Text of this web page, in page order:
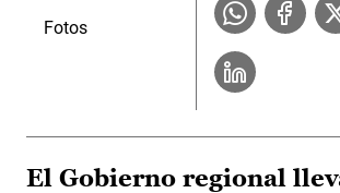
Fotos
El Gobierno regional